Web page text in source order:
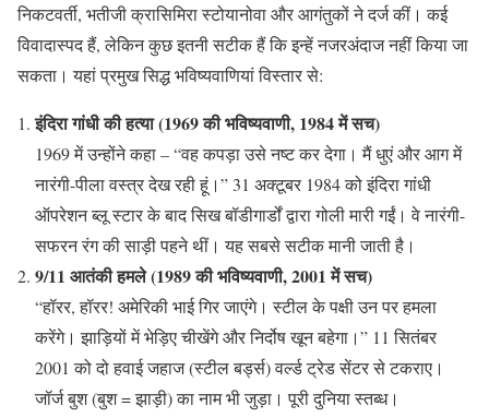
निकटवर्ती, भतीजी क्रासिमिरा स्टोयानोवा और आगंतुकों ने दर्ज कीं। कई
विवादास्पद हैं, लेकिन कुछ इतनी सटीक हैं कि इन्हें नजरअंदाज नहीं किया जा
सकता। यहां प्रमुख सिद्ध भविष्यवाणियां विस्तार से:
इंदिरा गांधी की हत्या (1969 की भविष्यवाणी, 1984 में सच)
1969 में उन्होंने कहा – “वह कपड़ा उसे नष्ट कर देगा। मैं धुएं और आग में
नारंगी-पीला वस्त्र देख रही हूं।” 31 अक्टूबर 1984 को इंदिरा गांधी
ऑपरेशन ब्लू स्टार के बाद सिख बॉडीगार्डों द्वारा गोली मारी गईं। वे नारंगी-
सफरन रंग की साड़ी पहने थीं। यह सबसे सटीक मानी जाती है।
9/11 आतंकी हमले (1989 की भविष्यवाणी, 2001 में सच)
“हॉरर, हॉरर! अमेरिकी भाई गिर जाएंगे। स्टील के पक्षी उन पर हमला
करेंगे। झाड़ियों में भेड़िए चीखेंगे और निर्दोष खून बहेगा।” 11 सितंबर
2001 को दो हवाई जहाज (स्टील बर्ड्स) वर्ल्ड ट्रेड सेंटर से टकराए।
जॉर्ज बुश (बुश = झाड़ी) का नाम भी जुड़ा। पूरी दुनिया स्तब्ध।